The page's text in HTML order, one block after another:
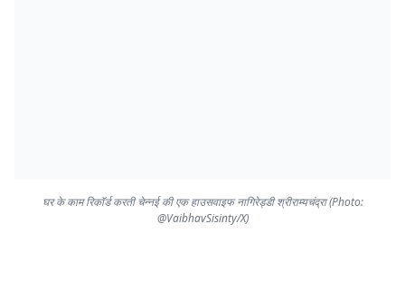
घर के काम रिकॉर्ड करती चेन्नई की एक हाउसवाइफ नागिरेड्डी श्रीराम्यचंद्रा (Photo:
@VaibhavSisinty/X)